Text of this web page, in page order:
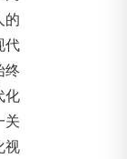
的
代
终
化
关
视